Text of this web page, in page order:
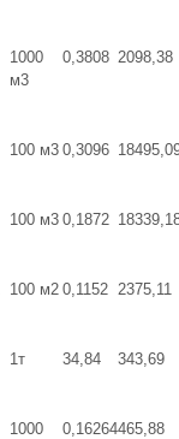
1000
м3
0,3808 2098,38
100 м3 0,3096
100 м3 0,1872
100 м2 0,1152 2375,11
1т 34,84 343,69
1000
0,16264465,88